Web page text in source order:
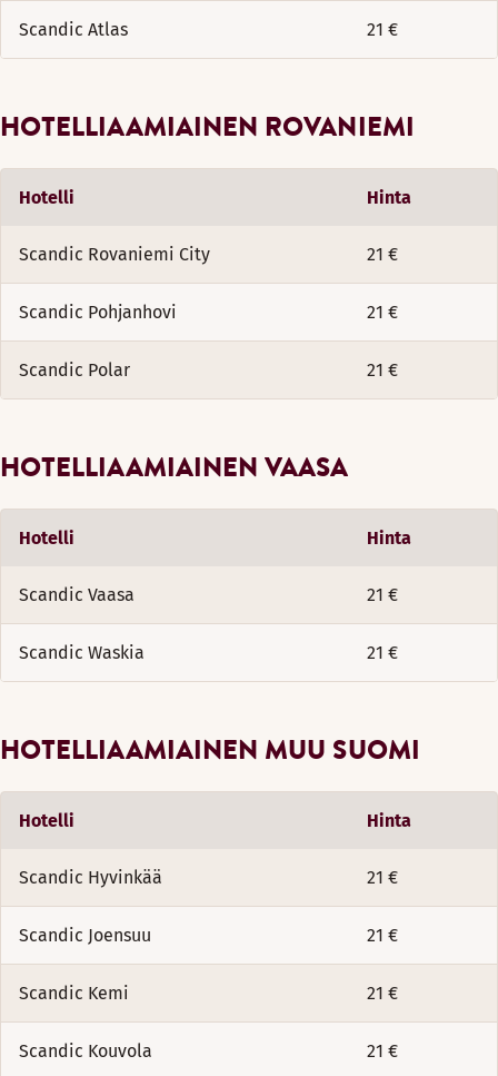
Scandic Atlas 21 €
HOTELLIAAMIAINEN ROVANIEMI
Hotelli Hinta
Scandic Rovaniemi City 21 €
Scandic Pohjanhovi 21 €
Scandic Polar 21 €
HOTELLIAAMIAINEN VAASA
Hotelli Hinta
Scandic Vaasa 21 €
Scandic Waskia 21 €
HOTELLIAAMIAINEN MUU SUOMI
Hotelli Hinta
Scandic Hyvinkää 21 €
Scandic Joensuu 21 €
Scandic Kemi 21 €
Scandic Kouvola 21 €